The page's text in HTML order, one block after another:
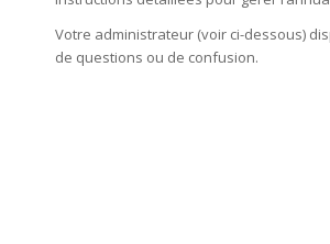
Votre administrateur (voir ci-dessous)
de questions ou de confusion.